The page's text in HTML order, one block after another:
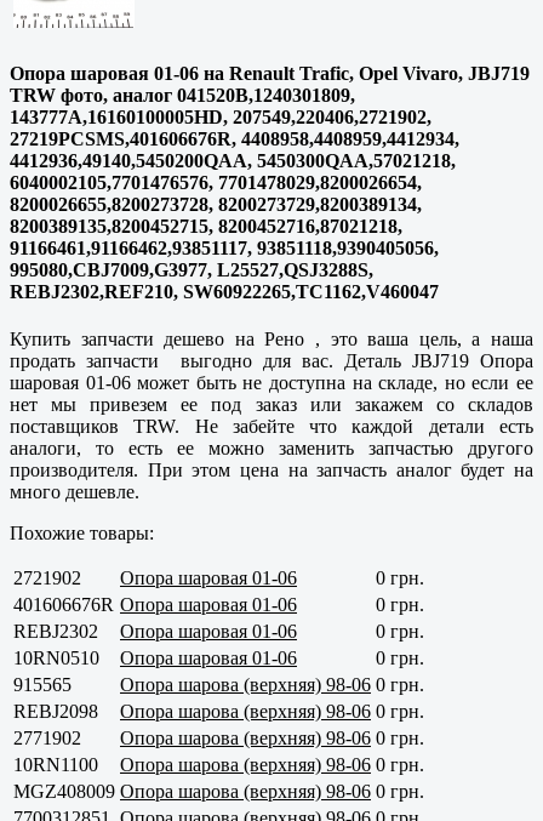
Опора шаровая 01-06 на Renault Trafic, Opel Vivaro, JBJ719
TRW фото, аналог 041520B,1240301809,
143777A,16160100005HD, 207549,220406,2721902,
27219PCSMS,401606676R, 4408958,4408959,4412934,
4412936,49140,5450200QAA, 5450300QAA,57021218,
6040002105,7701476576, 7701478029,8200026654,
8200026655,8200273728, 8200273729,8200389134,
8200389135,8200452715, 8200452716,87021218,
91166461,91166462,93851117, 93851118,9390405056,
995080,CBJ7009,G3977, L25527,QSJ3288S,
REBJ2302,REF210, SW60922265,TC1162,V460047
Купить запчасти дешево на Рено , это ваша цель, а наша
продать запчасти выгодно для вас. Деталь JBJ719 Опора
шаровая 01-06 может быть не доступна на складе, но если ее
нет мы привезем ее под заказ или закажем со складов
поставщиков TRW. Не забейте что каждой детали есть
аналоги, то есть ее можно заменить запчастью другого
производителя. При этом цена на запчасть аналог будет на
много дешевле.
Похожие товары:
2721902 Опора шаровая 01-06
0 грн.
401606676R Опора шаровая 01-06
0 грн.
REBJ2302
Опора шаровая 01-06
0 грн.
10RN0510
Опора шаровая 01-06
0 грн.
915565
Опора шарова (верхняя) 98-06 0 грн.
REBJ2098
Опора шарова (верхняя) 98-06 0 грн.
2771902
Опора шарова (верхняя) 98-06 0 грн.
10RN1100
Опора шарова (верхняя) 98-06 0 грн.
MGZ408009 Опора шарова (верхняя) 98-06 0 грн.